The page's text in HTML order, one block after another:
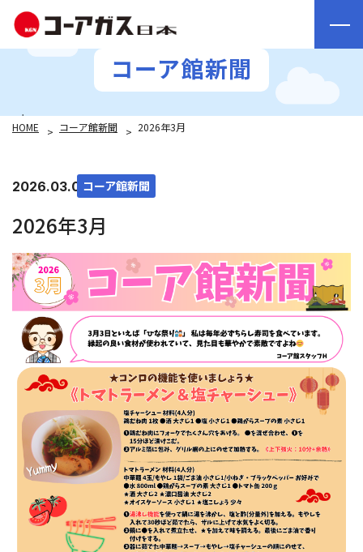
コーア館新聞
HOME コーア館新聞 2026年3月
2026.03.02コーア館新聞
2026年3月